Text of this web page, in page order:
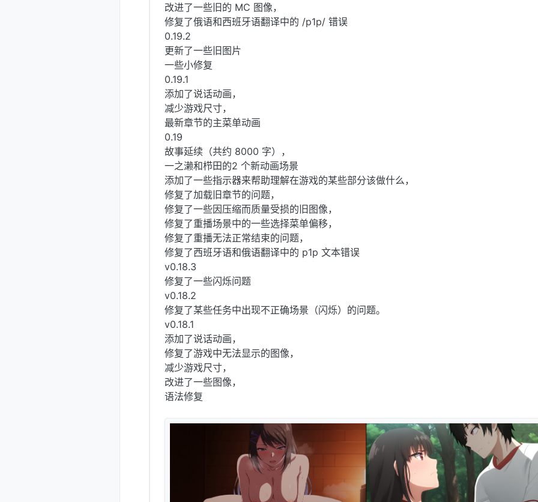
改进了一些旧的 MC 图像，
修复了俄语和西班牙语翻译中的 /p1p/ 错误
0.19.2
更新了一些旧图片
一些小修复
0.19.1
添加了说话动画，
减少游戏尺寸，
最新章节的主菜单动画
0.19
故事延续（共约 8000 字），
一之濑和栉田的2 个新动画场景
添加了一些指示器来帮助理解在游戏的某些部分该做什么，
修复了加载旧章节的问题，
修复了一些因压缩而质量受损的旧图像，
修复了重播场景中的一些选择菜单偏移，
修复了重播无法正常结束的问题，
修复了西班牙语和俄语翻译中的 p1p 文本错误
v0.18.3
修复了一些闪烁问题
v0.18.2
修复了某些任务中出现不正确场景（闪烁）的问题。
v0.18.1
添加了说话动画，
修复了游戏中无法显示的图像，
减少游戏尺寸，
改进了一些图像，
语法修复